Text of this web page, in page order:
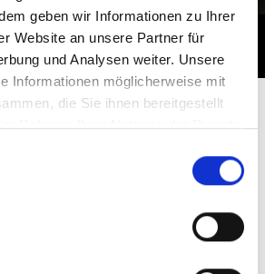
geben wir Informationen zu Ihrer
Website an unsere Partner für
und Analysen weiter. Unsere
Informationen möglicherweise mit
die Sie ihnen bereitgestellt
Rahmen Ihrer Nutzung der Dienste
der
Twitter